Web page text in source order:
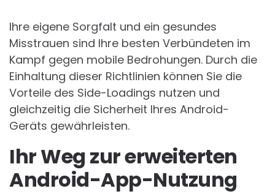
Ihre eigene Sorgfalt und ein gesundes
Misstrauen sind Ihre besten Verbündeten im
Kampf gegen mobile Bedrohungen. Durch die
Einhaltung dieser Richtlinien können Sie die
Vorteile des Side-Loadings nutzen und
gleichzeitig die Sicherheit Ihres Android-
Geräts gewährleisten.
Ihr Weg zur erweiterten
Android-App-Nutzung